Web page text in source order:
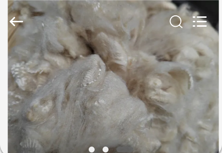
CASA
PRODOTTI
VIDEO
2019
2026
CHANGSHU
AZURE
IMP&EXP
Rights
Reserved.